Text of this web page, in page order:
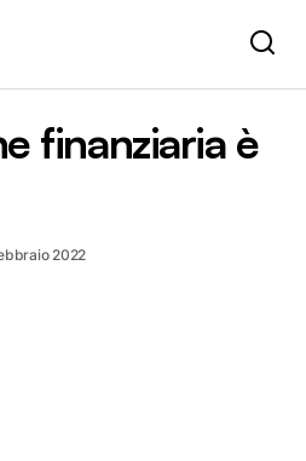
finanziaria è
2022